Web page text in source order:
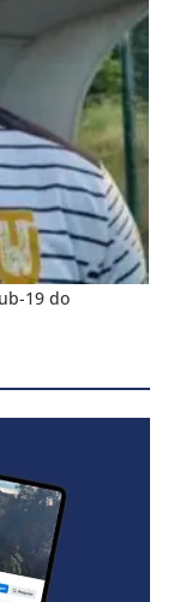
19 do